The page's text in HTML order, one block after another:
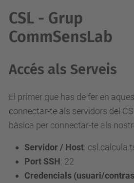
CSL - Grup
CommSensLab
Accés als Serveis
El primer que has de fer en
connectar-te als servidors del
bàsica per connectar-te als
Servidor / Host:
Port SSH: 22
Credencials (usuari/